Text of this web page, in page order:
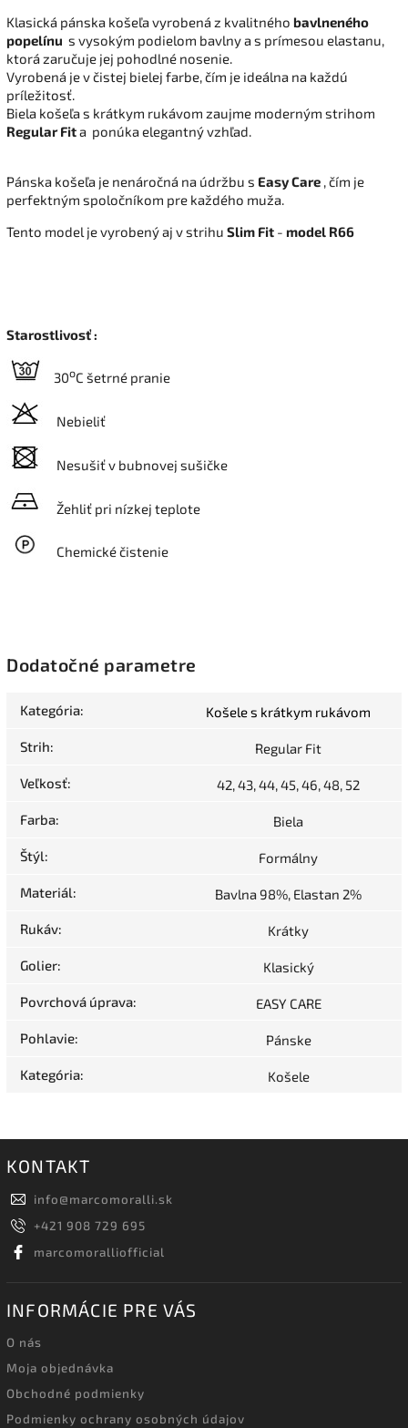
Klasická pánska košeľa vyrobená z kvalitného bavlneného
popelínu s vysokým podielom bavlny a s prímesou elastanu,
ktorá zaručuje jej pohodlné nosenie.
Vyrobená je v čistej bielej farbe, čím je ideálna na každú
príležitosť.
Biela košeľa s krátkym rukávom zaujme moderným strihom
Regular Fita ponúka elegantný vzhľad.
Pánska košeľa je nenáročná na údržbu s Easy Care , čím je
perfektným spoločníkom pre každého muža.
Tento model je vyrobený aj v strihu Slim Fit - model R66
Starostlivosť :
30oC šetrné pranie
Nebieliť
Nesušiť v bubnovej sušičke
Žehliť pri nízkej teplote
Chemické čistenie
Dodatočné parametre
Kategória: Košele s krátkym rukávom
Strih: Regular Fit
Veľkosť: 42, 43, 44, 45, 46, 48, 52
Farba: Biela
Štýl: Formálny
Materiál: Bavlna 98%, Elastan 2%
Rukáv: Krátky
Golier: Klasický
Povrchová úprava: EASY CARE
Pohlavie: Pánske
Kategória: Košele
KONTAKT
info@marcomoralli.sk
+421 908 729 695
marcomoralliofficial
INFORMÁCIE PRE VÁS
O nás
Moja objednávka
Obchodné podmienky
Podmienky ochrany osobných údajov